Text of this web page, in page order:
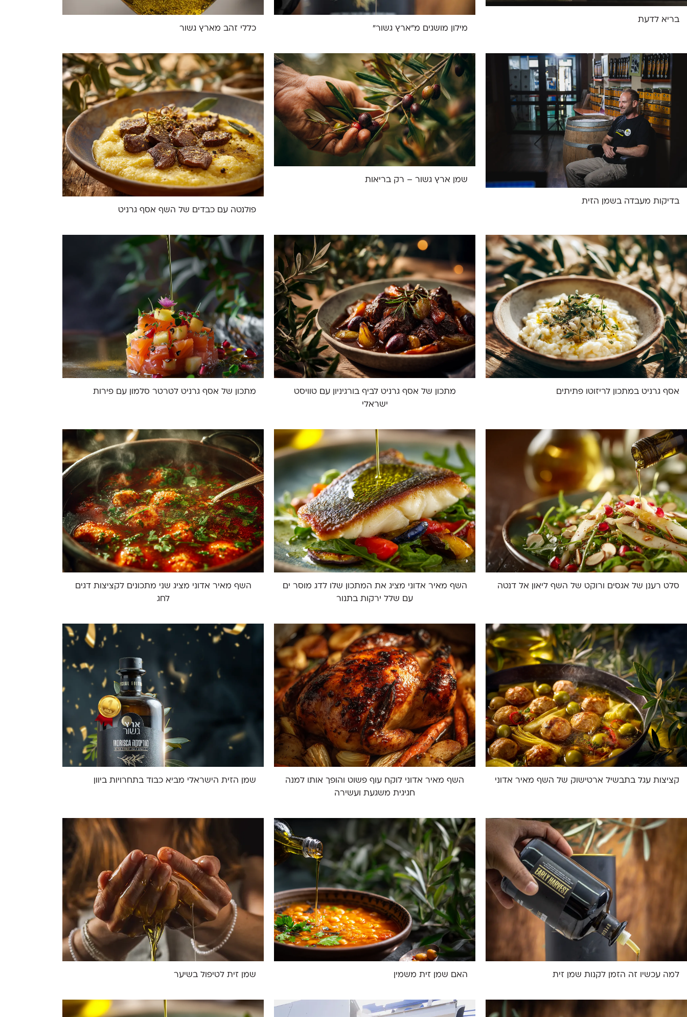
בריא לדעת
מילון מושגים מ"ארץ גשור"
כללי זהב מארץ גשור
בדיקות מעבדה בשמן הזית
שמן ארץ גשור – רק בריאות
פולנטה עם כבדים של השף אסף גרניט
אסף גרניט במתכון לריזוטו פתיתים
מתכון של אסף גרניט לביף בורגיניון עם טוויסט
ישראלי
מתכון של אסף גרניט לטרטר סלמון עם פירות
סלט רענן של אגסים ורוקט של השף ליאון אל דנטה
השף מאיר אדוני מציג את המתכון שלו לדג מוסר ים
עם שלל ירקות בתנור
השף מאיר אדוני מציג שני מתכונים לקציצות דגים
לחג
קציצות עגל בתבשיל ארטישוק של השף מאיר אדוני
השף מאיר אדוני לוקח עוף פשוט והופך אותו למנה
חגיגית משגעת ועשירה
שמן הזית הישראלי מביא כבוד בתחרויות ביוון
למה עכשיו זה הזמן לקנות שמן זית האם שמן זית משמין שמן זית לטיפול בשיער